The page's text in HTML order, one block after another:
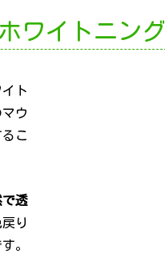
ワイトニング
ト
ウ
こ
で透
り
。